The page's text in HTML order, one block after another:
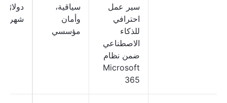
سير عمل
احترافي
للذكاء
الاصطناعي
ضمن نظام
Microsoft
365
سياقية،
وأمان
مؤسسي
دولارًا
شهريًا